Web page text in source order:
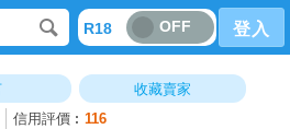
R18 OFF 登入
收藏賣家
信用評價︰116
類 賣場簡介